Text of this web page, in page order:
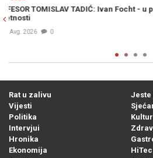
MUZIČKI DOGAĐAJ GODINE U
kultnog benda The Prodigy na
05. Avg. 2026
Rat u zalivu
Vijesti
Politika
Intervjui
Hronika
Ekonomija
Jeste
HiTec